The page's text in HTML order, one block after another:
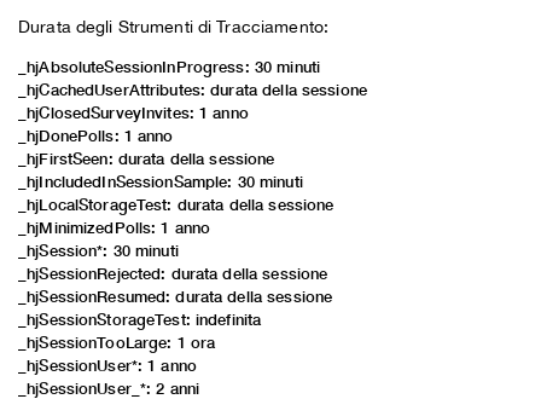
Durata degli Strumenti di Tracciamento:
_hjAbsoluteSessionInProgress: 30 minuti
_hjCachedUserAttributes: durata della sessione
_hjClosedSurveyInvites: 1 anno
_hjDonePolls: 1 anno
_hjFirstSeen: durata della sessione
_hjIncludedInSessionSample: 30 minuti
_hjLocalStorageTest: durata della sessione
_hjMinimizedPolls: 1 anno
_hjSession*: 30 minuti
_hjSessionRejected: durata della sessione
_hjSessionResumed: durata della sessione
_hjSessionStorageTest: indefinita
_hjSessionTooLarge: 1 ora
_hjSessionUser*: 1 anno
_hjSessionUser_*: 2 anni